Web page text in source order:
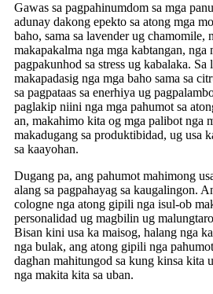
Gawas sa pagpahinumdom sa mga
adunay dakong epekto sa atong mga
baho, sama sa lavender ug chamomile,
makapakalma nga mga kabtangan, nga
pagpakunhod sa stress ug kabalaka. Sa
makapadasig nga mga baho sama sa
sa pagpataas sa enerhiya ug
paglakip niini nga mga pahumot sa
an, makahimo kita og mga palibot nga
makadugang sa produktibidad, ug usa
sa kaayohan.
Dugang pa, ang pahumot mahimong
alang sa pagpahayag sa kaugalingon.
cologne nga atong gipili nga isul-ob
personalidad ug magbilin ug
Bisan kini usa ka maisog, halang nga
nga bulak, ang atong gipili nga
daghan mahitungod sa kung kinsa kita
nga makita kita sa uban.